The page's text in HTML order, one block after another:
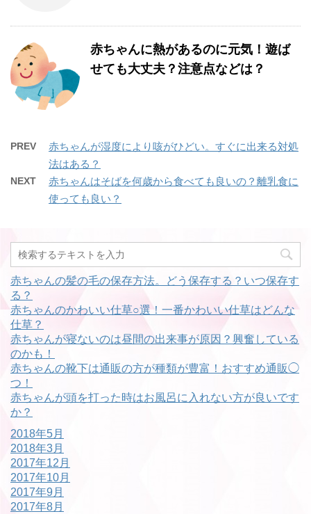
赤ちゃんに熱があるのに元気！遊ば
せても大丈夫？注意点などは？
PREV
赤ちゃんが湿度により咳がひどい。すぐに出来る対処
法はある？
NEXT
赤ちゃんはそばを何歳から食べても良いの？離乳食に
使っても良い？
赤ちゃんの髪の毛の保存方法。どう保存する？いつ保存す
る？
赤ちゃんのかわいい仕草○選！一番かわいい仕草はどんな
仕草？
赤ちゃんが寝ないのは昼間の出来事が原因？興奮している
のかも！
赤ちゃんの靴下は通販の方が種類が豊富！おすすめ通販◯
つ！
赤ちゃんが頭を打った時はお風呂に入れない方が良いです
か？
2018年5月
2018年3月
2017年12月
2017年10月
2017年9月
2017年8月